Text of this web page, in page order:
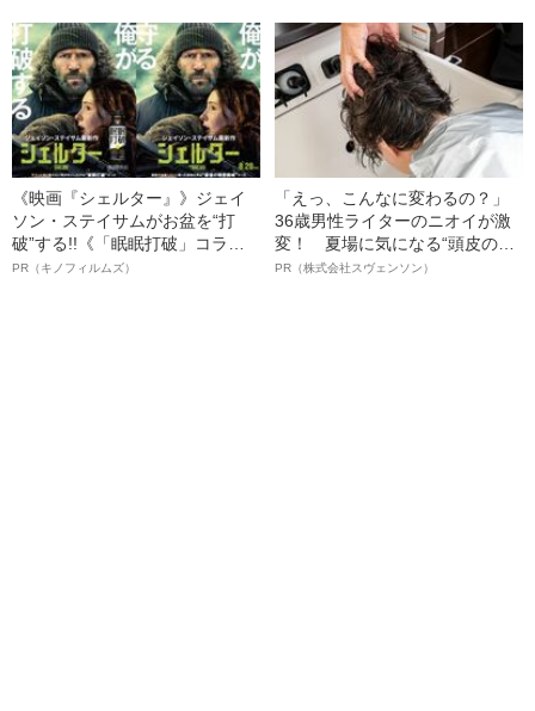
語る”《日本興収70億円突破》
《映画『シェルター』》ジェイ
ソン・ステイサムがお盆を“打
破”する!!《「眠眠打破」コラ
ボ》
PR（キノフィルムズ）
「えっ、こんなに変わるの？」
36歳男性ライターのニオイが激
変！ 夏場に気になる“頭皮のニ
オイ”や“ベタつき”を解消す
PR（株式会社スヴェンソン）